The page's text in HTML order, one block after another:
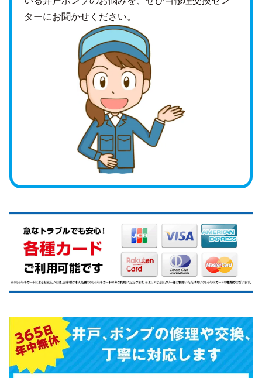
ターにお聞かせください。